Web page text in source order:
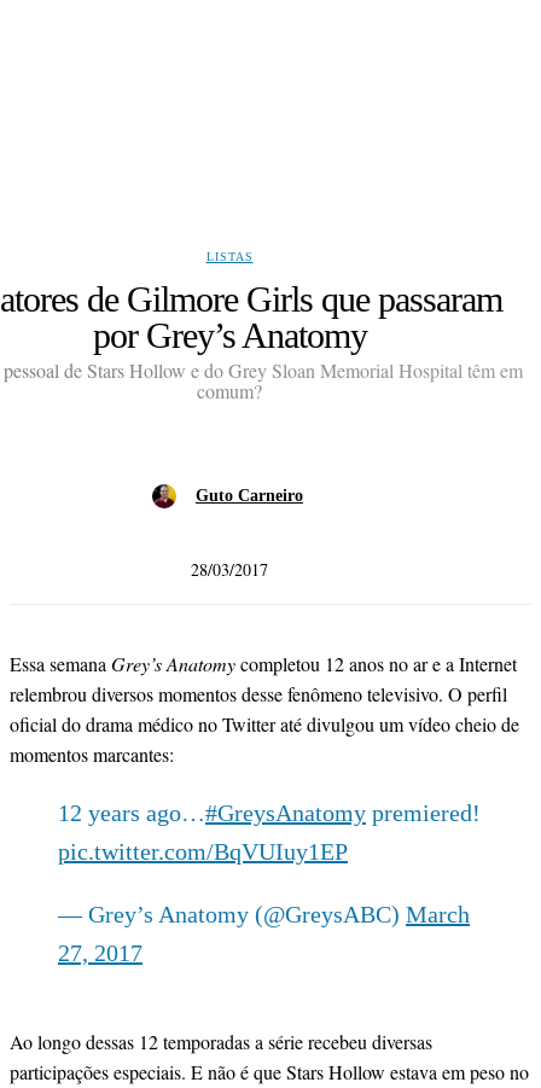
LISTAS
de Gilmore Girls que passaram
por Grey’s Anatomy
de Stars Hollow e do Grey Sloan Memorial Hospital têm em
comum?
Guto Carneiro
28/03/2017
Essa semanaGrey’s Anatomycompletou 12 anos no ar e a Internet
relembrou diversos momentos desse fenômeno televisivo. O perfil
oficial do drama médico no Twitter até divulgou um vídeo cheio de
momentos marcantes:
12 years ago…#GreysAnatomy premiered!
pic.twitter.com/BqVUIuy1EP
— Grey’s Anatomy (@GreysABC) March
27, 2017
Ao longo dessas 12 temporadas a série recebeu diversas
participações especiais. E não é que Stars Hollow estava em peso no